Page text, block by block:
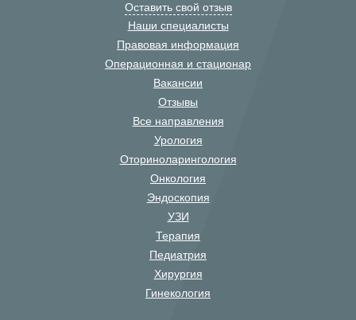
Оставить свой отзыв
Наши специалисты
Правовая информация
Операционная и стационар
Вакансии
Отзывы
Все направления
Урология
Оториноларингология
Онкология
Эндоскопия
УЗИ
Терапия
Педиатрия
Хирургия
Гинекология